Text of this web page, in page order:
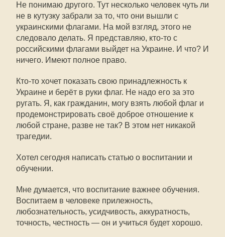
Не понимаю другого. Тут несколько человек чуть ли
не в кутузку забрали за то, что они вышли с
украинскими флагами. На мой взгляд, этого не
следовало делать. Я представляю, кто-то с
российскими флагами выйдет на Украине. И что? И
ничего. Имеют полное право.
Кто-то хочет показать свою принадлежность к
Украине и берёт в руки флаг. Не надо его за это
ругать. Я, как гражданин, могу взять любой флаг и
продемонстрировать своё доброе отношение к
любой стране, разве не так? В этом нет никакой
трагедии.
Хотел сегодня написать статью о воспитании и
обучении.
Мне думается, что воспитание важнее обучения.
Воспитаем в человеке прилежность,
любознательность, усидчивость, аккуратность,
точность, честность — он и учиться будет хорошо.